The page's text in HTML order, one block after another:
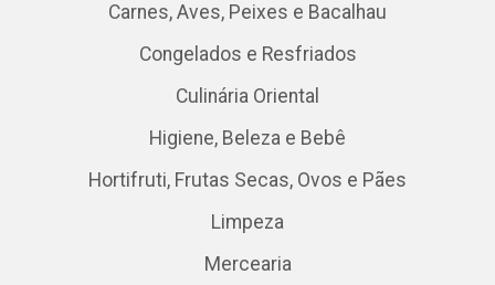
Carnes, Aves, Peixes e Bacalhau
Congelados e Resfriados
Culinária Oriental
Higiene, Beleza e Bebê
Hortifruti, Frutas Secas, Ovos e Pães
Limpeza
Mercearia